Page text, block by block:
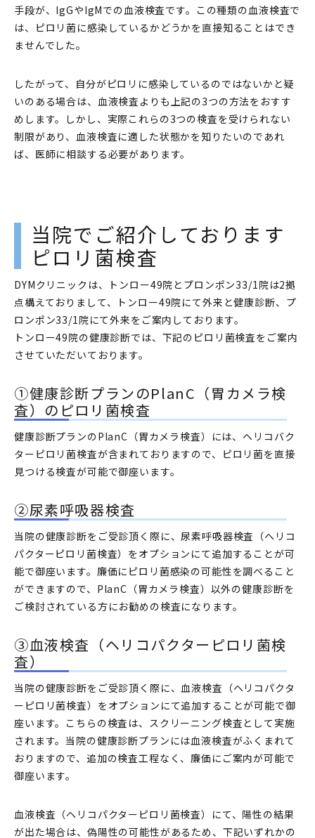
手段が、IgGやIgMでの血液検査です。この種類の血液検査で
は、ピロリ菌に感染しているかどうかを直接知ることはでき
ませんでした。
したがって、自分がピロリに感染しているのではないかと疑
いのある場合は、血液検査よりも上記の3つの方法をおすす
めします。しかし、実際これらの3つの検査を受けられない
制限があり、血液検査に適した状態かを知りたいのであれ
ば、医師に相談する必要があります。
当院でご紹介しております
ピロリ菌検査
DYMクリニックは、トンロー49院とプロンポン33/1院は2拠
点構えておりまして、トンロー49院にて外来と健康診断、プ
ロンポン33/1院にて外来をご案内しております。
トンロー49院の健康診断では、下記のピロリ菌検査をご案内
させていただいております。
①健康診断プランのPlanC（胃カメラ検
査）のピロリ菌検査
健康診断プランのPlanC（胃カメラ検査）には、ヘリコバク
ターピロリ菌検査が含まれておりますので、ピロリ菌を直接
見つける検査が可能で御座います。
②尿素呼吸器検査
当院の健康診断をご受診頂く際に、尿素呼吸器検査（ヘリコ
パクターピロリ菌検査）をオプションにて追加することが可
能で御座います。廉価にピロリ菌感染の可能性を調べること
ができますので、PlanC（胃カメラ検査）以外の健康診断を
ご検討されている方にお勧めの検査になります。
③血液検査（ヘリコパクターピロリ菌検
査）
当院の健康診断をご受診頂く際に、血液検査（ヘリコパクタ
ーピロリ菌検査）をオプションにて追加することが可能で御
座います。こちらの検査は、スクリーニング検査として実施
されます。当院の健康診断プランには血液検査がふくまれて
おりますので、追加の検査工程なく、廉価にご案内が可能で
御座います。
血液検査（ヘリコパクターピロリ菌検査）にて、陽性の結果
が出た場合は、偽陽性の可能性があるため、下記いずれかの